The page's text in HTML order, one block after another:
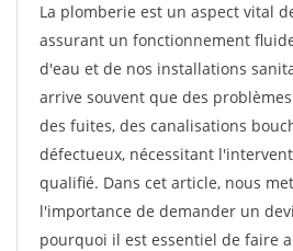
La plomberie est un aspect vital
assurant un fonctionnement
d'eau et de nos installations
arrive souvent que des
des fuites, des canalisations
défectueux, nécessitant
qualifié. Dans cet article, nous
l'importance de demander un
pourquoi il est essentiel de faire